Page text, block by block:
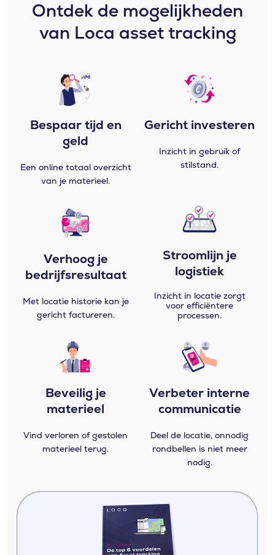
Ontdek de mogelijkheden
van Loca asset tracking​
Bespaar tijd en
geld
Een online totaal overzicht
van je materieel.
Verhoog je
bedrijfsresultaat
Met locatie historie kan je
gericht factureren.
Gericht investeren
Inzicht in gebruik of
stilstand.
Stroomlijn je
logistiek
Inzicht in locatie zorgt
voor efficiëntere
processen.
Beveilig je
materieel
Vind verloren of gestolen
materieel terug.
Verbeter interne
communicatie
Deel de locatie, onnodig
rondbellen is niet meer
nodig.